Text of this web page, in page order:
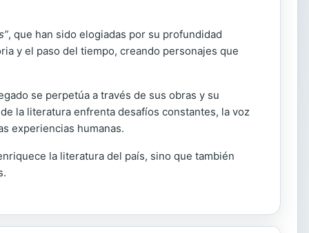
, que han sido elogiadas por su profundidad
y el paso del tiempo, creando personajes que
se perpetúa a través de sus obras y su
la literatura enfrenta desafíos constantes, la voz
experiencias humanas.
la literatura del país, sino que también